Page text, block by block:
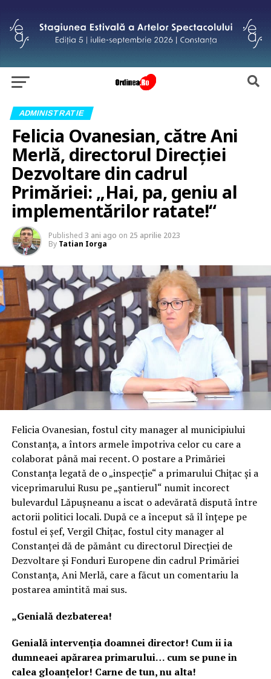
ADMINISTRATIE
Felicia Ovanesian, către Ani
Merlă, directorul Direcției
Dezvoltare din cadrul
Primăriei: „Hai, pa, geniu al
implementărilor ratate!“
Published 3 ani ago on 25 aprilie 2023
By Tatian Iorga
Felicia Ovanesian, fostul city manager al municipiului
Constanța, a întors armele împotriva celor cu care a
colaborat până mai recent. O postare a Primăriei
Constanța legată de o „inspecție“ a primarului Chițac și a
viceprimarului Rusu pe „șantierul“ numit incorect
bulevardul Lăpușneanu a iscat o adevărată dispută între
actorii politici locali. După ce a început să îl înțepe pe
fostul ei șef, Vergil Chițac, fostul city manager al
Constanței dă de pământ cu directorul Direcției de
Dezvoltare și Fonduri Europene din cadrul Primăriei
Constanța, Ani Merlă, care a făcut un comentariu la
postarea amintită mai sus.
„Genială dezbaterea!
Genială intervenția doamnei director! Cum ii ia
dumneaei apărarea primarului… cum se pune in
calea gloanțelor! Carne de tun, nu alta!